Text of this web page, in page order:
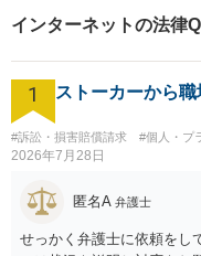
になりました。 当事務所は
す。
インターネットの法律
1 ストーカーから
#訴訟・損害賠償請求 #個人・プ
2026年7月28日
匿名A 弁護士
せっかく弁護士に依頼をし